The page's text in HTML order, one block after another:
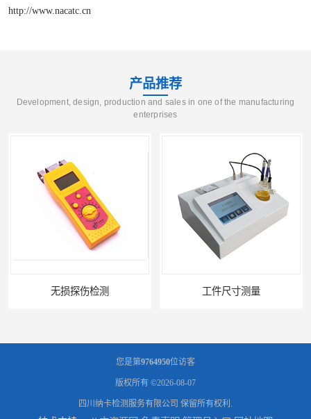
http://www.nacatc.cn
产品推荐
Development, design, production and sales in one of the manufacturing
enterprises
工件尺寸测量 金属材料分析
您是第9764950位访客
版权所有 ©2026-08-07
四川纳卡检测服务有限公司 保留所有权利.